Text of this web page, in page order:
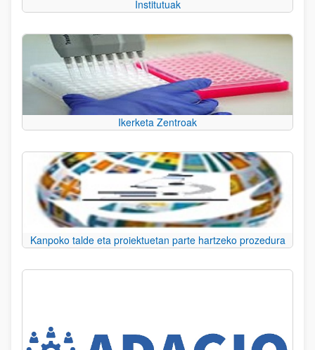
Institutuak
Ikerketa Zentroak
Kanpoko talde eta proiektuetan parte hartzeko prozedura